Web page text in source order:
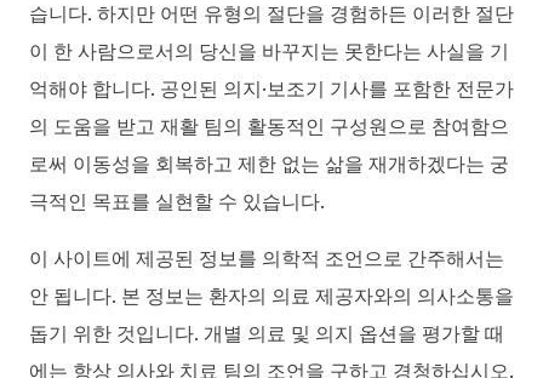
습니다. 하지만 어떤 유형의 절단을 경험하든 이러한 절단
이 한 사람으로서의 당신을 바꾸지는 못한다는 사실을 기
억해야 합니다. 공인된 의지·보조기 기사를 포함한 전문가
의 도움을 받고 재활 팀의 활동적인 구성원으로 참여함으
로써 이동성을 회복하고 제한 없는 삶을 재개하겠다는 궁
극적인 목표를 실현할 수 있습니다.
이 사이트에 제공된 정보를 의학적 조언으로 간주해서는
안 됩니다. 본 정보는 환자의 의료 제공자와의 의사소통을
돕기 위한 것입니다. 개별 의료 및 의지 옵션을 평가할 때
에는 항상 의사와 치료 팀의 조언을 구하고 경청하십시오.